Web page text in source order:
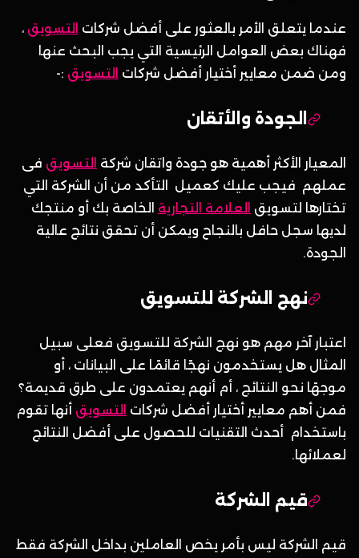
عندما يتعلق الأمر بالعثور على أفضل شركات التسويق ،
فهناك بعض العوامل الرئيسية التي يجب البحث عنها
ومن ضمن معايير أختيار أفضل شركات التسويق :-
الجودة والأتقان
المعيار الأكثر أهمية هو جودة واتقان شركة التسويق فى
عملهم فيجب عليك كعميل التأكد من أن الشركة التي
تختارها لتسويق العلامة التجارية الخاصة بك أو منتجك
لديها سجل حافل بالنجاح ويمكن أن تحقق نتائج عالية
الجودة.
نهج الشركة للتسويق
اعتبار آخر مهم هو نهج الشركة للتسويق فعلى سبيل
المثال هل يستخدمون نهجًا قائمًا على البيانات ، أو
موجهًا نحو النتائج ، أم أنهم يعتمدون على طرق قديمة؟
فمن أهم معايير أختيار أفضل شركات التسويق أنها تقوم
باستخدام أحدث التقنيات للحصول على أفضل النتائج
لعملائها.
قيم الشركة
قيم الشركة ليس بأمر يخص العاملين بداخل الشركة فقط